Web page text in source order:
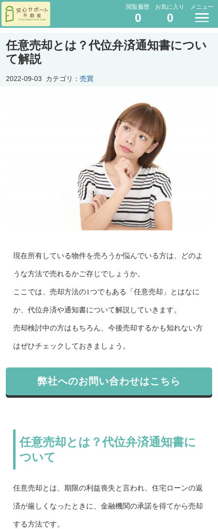
閲覧履歴
0
お気に入り
0
メニュー
任意売却とは？代位弁済通知書につい
て解説
2022-09-03 カテゴリ： 売買
現在所有している物件を売ろうか悩んでいる方は、どのよ
うな方法で売れるかご存じでしょうか。
ここでは、売却方法の1つでもある「任意売却」とはなに
か、代位弁済や通知書について解説していきます。
売却検討中の方はもちろん、今後売却するかも知れない方
はぜひチェックしておきましょう。
弊社へのお問い合わせはこちら
任意売却とは？代位弁済通知書に
ついて
任意売却とは、期限の利益喪失と言われ、住宅ローンの返
済が厳しくなったときに、金融機関の承諾を得てから売却
する方法です。